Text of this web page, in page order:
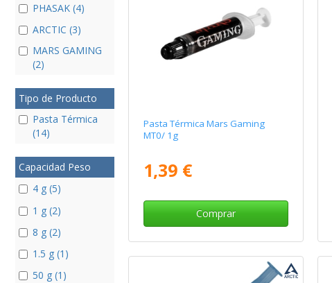
PHASAK (4)
ARCTIC (3)
MARS GAMING
(2)
Tipo de Producto
Pasta Térmica
(14)
Capacidad Peso
4 g (5)
1 g (2)
8 g (2)
1.5 g (1)
50 g (1)
Pasta Térmica Mars Gaming
MT0/ 1g
1,39 €
Comprar